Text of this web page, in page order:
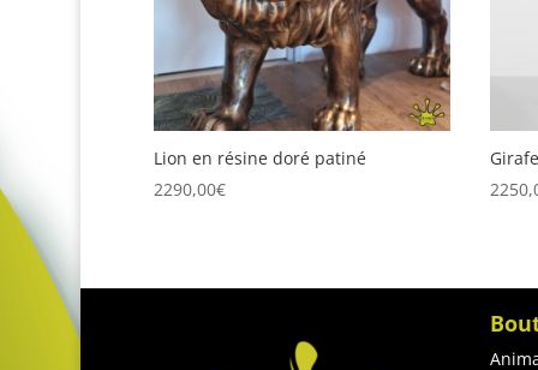
Lion en résine doré patiné
2290,00€